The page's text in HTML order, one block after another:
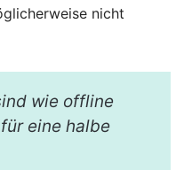
nicht
wie offline
eine halbe